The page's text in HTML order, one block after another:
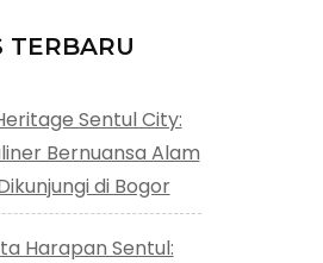
TERBARU
Sentul City:
Bernuansa Alam
di Bogor
Harapan Sentul: